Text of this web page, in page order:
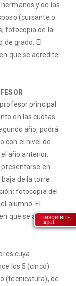
y de las
(cursante o
fotocopia de la
de grado. El
que se acredite
principal
en las cuotas
año, podrá
con el nivel de
año anterior.
en
de la torre
fotocopia del
alumno. El
que se acredite
cuya
los 5 (cinco)
(tecnicatura), de
INSCRIBITE
AQUÍ